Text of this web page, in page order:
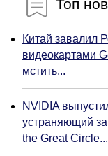
Топ
Китай завалил
видеокартами
мстить...
NVIDIA
устраняющий
the Great Circle...